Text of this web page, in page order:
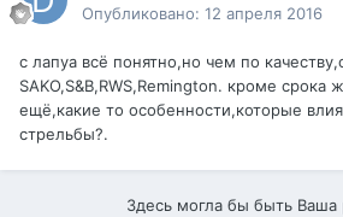
Опубликовано: 12 апреля 2016
с лапуа всё понятно,но чем по
SAKO,S&B,RWS,Remington. кроме срока
ещё,какие то особенности,которые
стрельбы?.
Здесь могла бы быть Ваша